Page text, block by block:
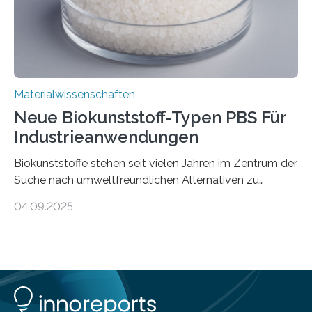
Materialwissenschaften
Neue Biokunststoff-Typen PBS Für
Industrieanwendungen
Biokunststoffe stehen seit vielen Jahren im Zentrum der
Suche nach umweltfreundlichen Alternativen zu
an fossilen Rohstoffen reduzieren, schonen Ressourcen
lassen. Genau daran arbeitet das Fraunhofer-Institut für
Angewandte Polymerforschung IAP im Potsdam
04.09.2025